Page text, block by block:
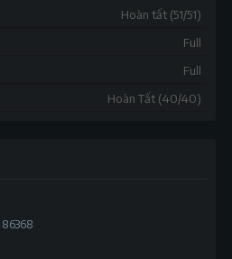
Hoàn tất (51/51)
Full
Full
Hoàn Tất (40/40)
86368